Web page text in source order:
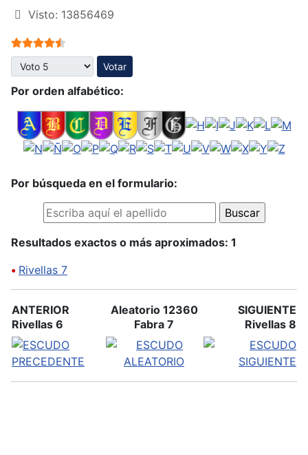
Visto: 13856469
Ratio:4.5/
Por favor, vote
Por orden alfabético:
Por búsqueda en el formulario:
Resultados exactos o más aproximados: 1
• Rivellas 7
ANTERIOR
Rivellas 6
Aleatorio 12360
Fabra 7
SIGUIENTE
Rivellas 8